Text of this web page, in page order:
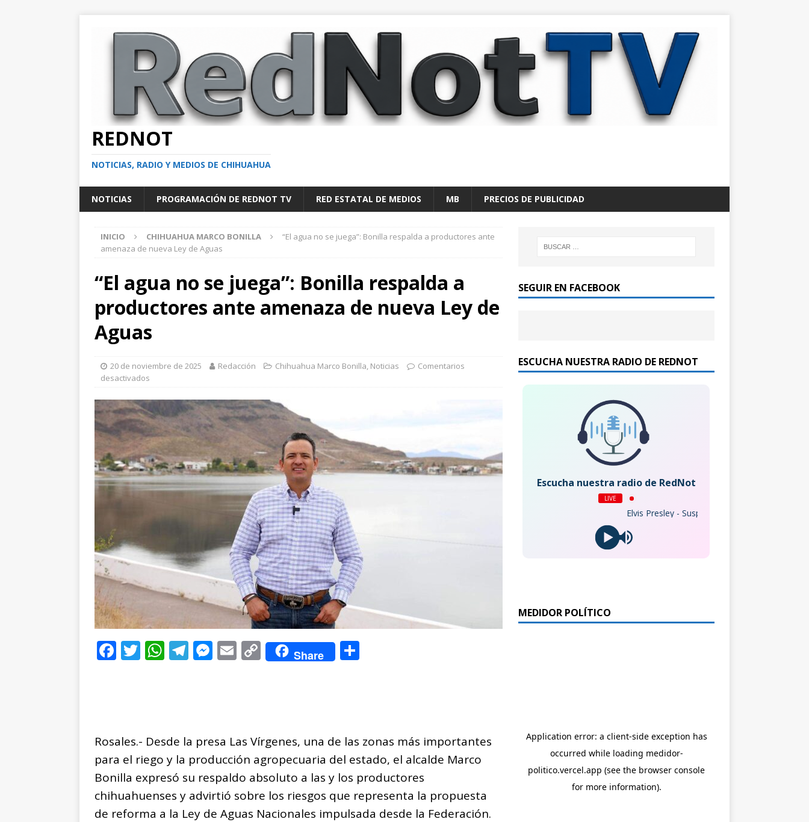
REDNOT
NOTICIAS, RADIO Y MEDIOS DE CHIHUAHUA
NOTICIAS PROGRAMACIÓN DE REDNOT TV RED ESTATAL DE MEDIOS MB PRECIOS DE PUBLICIDAD
INICIO CHIHUAHUA MARCO BONILLA
“El agua no se juega”: Bonilla respalda a productores ante
amenaza de nueva Ley de Aguas
“El agua no se juega”: Bonilla respalda a
productores ante amenaza de nueva Ley de
Aguas
20 de noviembre de 2025 Redacción Chihuahua Marco Bonilla, Noticias
Comentarios
desactivados
F
o
o
k
T W
p
p
T
m
M
g
e
r
E C
o
n
k
Share
ti
r
Rosales.- Desde la presa Las Vírgenes, una de las zonas más importantes
para el riego y la producción agropecuaria del estado, el alcalde Marco
Bonilla expresó su respaldo absoluto a las y los productores
chihuahuenses y advirtió sobre los riesgos que representa la propuesta
de reforma a la Ley de Aguas Nacionales impulsada desde la Federación.
SEGUIR EN FACEBOOK
ESCUCHA NUESTRA RADIO DE REDNOT
Escucha nuestra radio de RedNot
LIVE
Elvis Presley - Suspicious Minds
MEDIDOR POLÍTICO